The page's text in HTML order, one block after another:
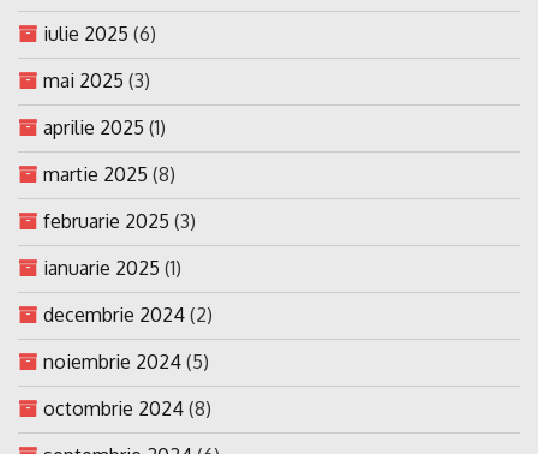
iulie 2025 (6)
mai 2025 (3)
aprilie 2025 (1)
martie 2025 (8)
februarie 2025 (3)
ianuarie 2025 (1)
decembrie 2024 (2)
noiembrie 2024 (5)
octombrie 2024 (8)